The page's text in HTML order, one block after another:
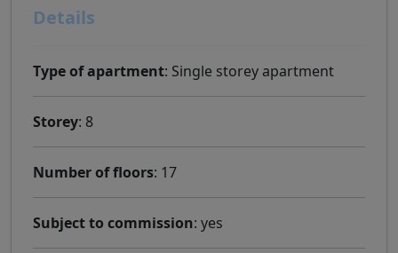
Details
Type of apartment: Single storey apartment
Storey: 8
Number of floors: 17
Subject to commission: yes